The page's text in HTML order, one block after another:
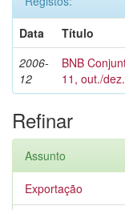
Data
Título
2006-
12
BNB
11, out./
Refinar
Assunto
Exportação